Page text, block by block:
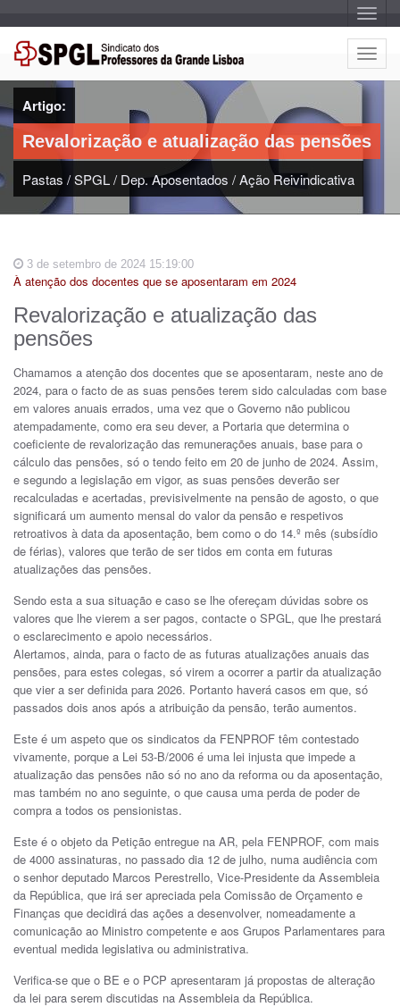
A
l
t
e
r
a
a
v
e
g
o
A
l
t
r
n
a
a
Artigo:
Revalorização e atualização das pensões
Pastas /SPGL/ Dep. Aposentados /Ação Reivindicativa
3 de setembro de 2024 15:19:00
À atenção dos docentes que se aposentaram em 2024
Revalorização e atualização das
pensões
Chamamos a atenção dos docentes que se aposentaram, neste ano de
2024, para o facto de as suas pensões terem sido calculadas com base
em valores anuais errados, uma vez que o Governo não publicou
atempadamente, como era seu dever, a Portaria que determina o
coeficiente de revalorização das remunerações anuais, base para o
cálculo das pensões, só o tendo feito em 20 de junho de 2024. Assim,
e segundo a legislação em vigor, as suas pensões deverão ser
recalculadas e acertadas, previsivelmente na pensão de agosto, o que
significará um aumento mensal do valor da pensão e respetivos
retroativos à data da aposentação, bem como o do 14.º mês (subsídio
de férias), valores que terão de ser tidos em conta em futuras
atualizações das pensões.
Sendo esta a sua situação e caso se lhe ofereçam dúvidas sobre os
valores que lhe vierem a ser pagos, contacte o SPGL, que lhe prestará
o esclarecimento e apoio necessários.
Alertamos, ainda, para o facto de as futuras atualizações anuais das
pensões, para estes colegas, só virem a ocorrer a partir da atualização
que vier a ser definida para 2026. Portanto haverá casos em que, só
passados dois anos após a atribuição da pensão, terão aumentos.
Este é um aspeto que os sindicatos da FENPROF têm contestado
vivamente, porque a Lei 53-B/2006 é uma lei injusta que impede a
atualização das pensões não só no ano da reforma ou da aposentação,
mas também no ano seguinte, o que causa uma perda de poder de
compra a todos os pensionistas.
Este é o objeto da Petição entregue na AR, pela FENPROF, com mais
de 4000 assinaturas, no passado dia 12 de julho, numa audiência com
o senhor deputado Marcos Perestrello, Vice-Presidente da Assembleia
da República, que irá ser apreciada pela Comissão de Orçamento e
Finanças que decidirá das ações a desenvolver, nomeadamente a
comunicação ao Ministro competente e aos Grupos Parlamentares para
eventual medida legislativa ou administrativa.
Verifica-se que o BE e o PCP apresentaram já propostas de alteração
da lei para serem discutidas na Assembleia da República.